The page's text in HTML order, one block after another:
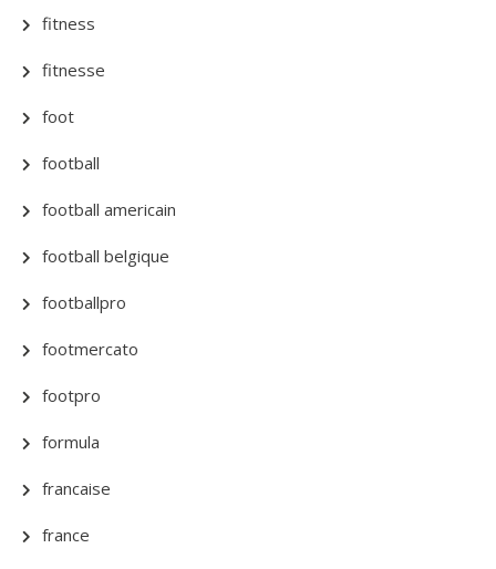
fitness
fitnesse
foot
football
football americain
football belgique
footballpro
footmercato
footpro
formula
francaise
france